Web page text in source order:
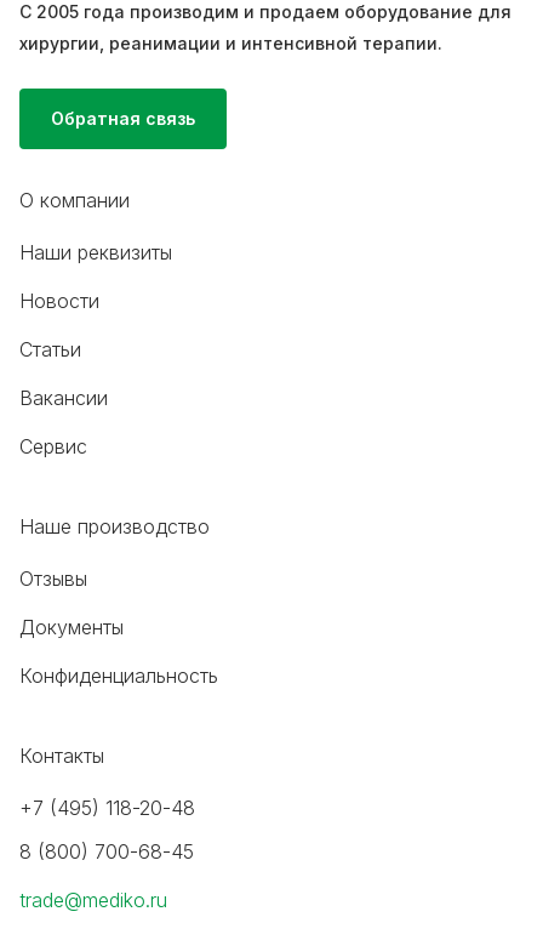
С 2005 года производим и продаем оборудование для
хирургии, реанимации и интенсивной терапии.
Обратная связь
О компании
Наши реквизиты
Новости
Статьи
Вакансии
Сервис
Наше производство
Отзывы
Документы
Конфиденциальность
Контакты
+7 (495) 118-20-48
8 (800) 700-68-45
trade@mediko.ru